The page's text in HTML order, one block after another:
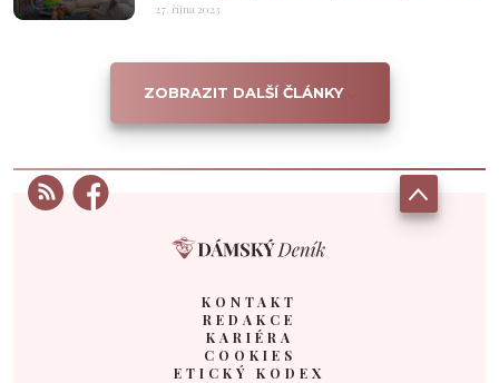
27. října 2023
ZOBRAZIT DALŠÍ ČLÁNKY
KONTAKT
REDAKCE
KARIÉRA
COOKIES
ETICKÝ KODEX